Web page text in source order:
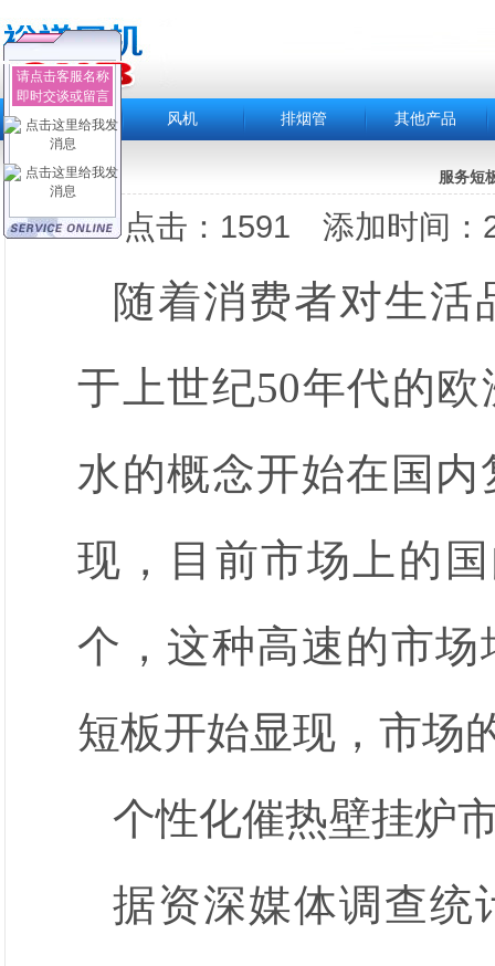
首 页 风机 排烟管 其他产品
服务短
点击：1591 添加时间
随着消费者对生活
于上世纪50年代的
水的概念开始在国
现，目前市场上的
个，这种高速的市
短板开始显现，市场
个性化催热壁挂炉
据资深媒体调查统
请点击客服名称
即时交谈或留言